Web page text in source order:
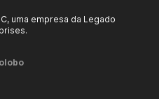
uma empresa da Legado